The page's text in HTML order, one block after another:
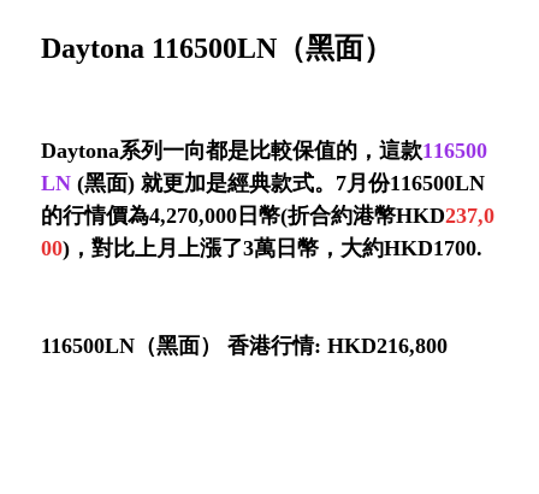
Daytona 116500LN（黑面）
Daytona系列一向都是比較保值的，這款116500
LN (黑面) 就更加是經典款式。7月份116500LN
的行情價為4,270,000日幣(折合約港幣HKD237,0
00)，對比上月上漲了3萬日幣，大約HKD1700.
116500LN（黑面） 香港行情: HKD216,800